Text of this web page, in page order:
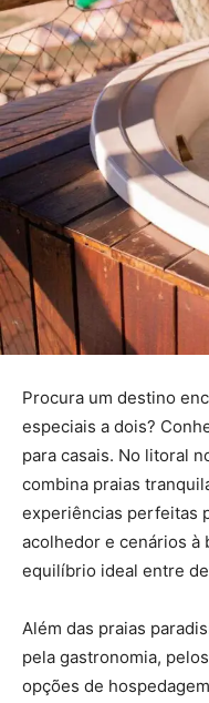
Procura um destino
especiais a dois?
para casais. No litoral
combina praias
experiências perfeitas
acolhedor e cenários à
equilíbrio ideal entre
Além das praias
pela gastronomia,
opções de